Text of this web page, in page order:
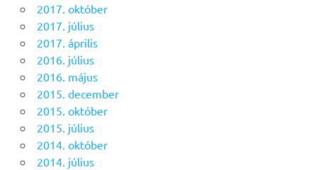
2017. október
2017. július
2017. április
2016. július
2016. május
2015. december
2015. október
2015. július
2014. október
2014. július